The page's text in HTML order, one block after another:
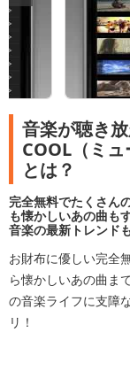
音楽が聴き
COOL（ミ
とは？
完全無料でたくさん
も懐かしいあの曲も
音楽の最新トレンド
お財布に優しい完全
ら懐かしいあの曲ま
の音楽ライフに支障
リ！